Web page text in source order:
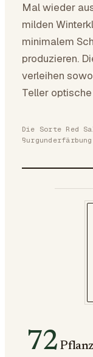
Mal wieder
milden
minimalem
produzieren.
verleihen
Teller
Die Sorte Red
Burgunderfärbung
72